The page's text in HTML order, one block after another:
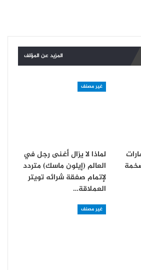
المزيد عن المؤلف
غير مصنف
لماذا لا يزال أغنى رجل في
العالم (إيلون ماسك) متردد
لإتمام صفقة شرائه تويتر
العملاقة…
غير مصنف